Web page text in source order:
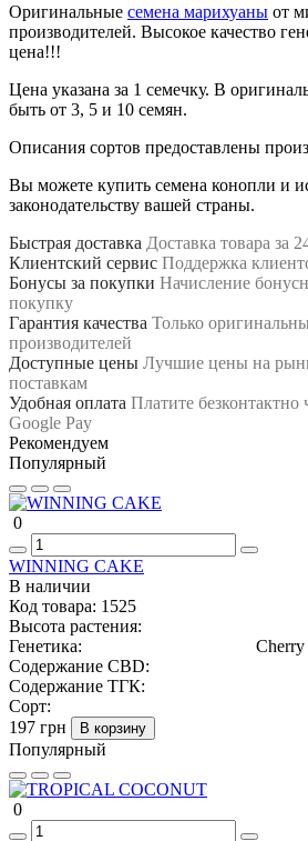
Оригинальные семена марихуаны от
производителей. Высокое качество
цена!!!
Цена указана за 1 семечку. В
быть от 3, 5 и 10 семян.
Описания сортов предоставлены
Вы можете купить семена конопли и
законодательству вашей страны.
Быстрая доставка Доставка товара за
Клиентский сервис Поддержка
Бонусы за покупки Начисление
покупку
Гарантия качества Только
производителей
Доступные цены Лучшие цены на
поставкам
Удобная оплата Платите безконтактно
Google Pay
Рекомендуем
Популярный
0
WINNING CAKE
В наличии
Код товара: 1525
Высота растения:
Генетика:
Cherry
Содержание CBD:
Содержание ТГК:
Сорт:
197 грн
В корзину
Популярный
0